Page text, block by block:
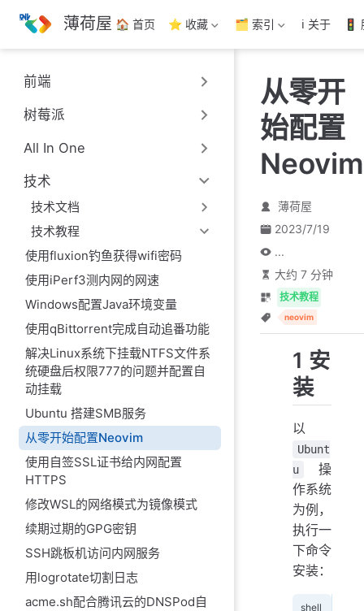
跳
主
要
內
容
薄荷屋 🏠 首页 ⭐ 收藏 🗂️ 索引 ℹ️ 关于 🚦
前端
树莓派
All In One
技术
技术文档
技术教程
使用fluxion钓鱼获得wifi密码
使用iPerf3测内网的网速
Windows配置Java环境变量
使用qBittorrent完成自动追番功能
解决Linux系统下挂载NTFS文件系
统硬盘后权限777的问题并配置自
动挂载
Ubuntu 搭建SMB服务
从零开始配置Neovim
使用自签SSL证书给内网配置
HTTPS
修改WSL的网络模式为镜像模式
续期过期的GPG密钥
SSH跳板机访问内网服务
用logrotate切割日志
acme.sh配合腾讯云的DNSPod自
从零开
始配置
Neovim
薄荷屋
2023/7/19
...
大约 7 分钟
技术教程
neovim
1 安
装
以
Ubunt
u
操
作系统
为例，
执行一
下命令
安装：